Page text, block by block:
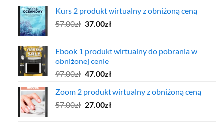
Kurs 2 produkt wirtualny z obniżoną ceną
57.00zł Pierwotna
57.00zł.
37.00złAktualna
37.00zł.
Ebook 1 produkt wirtualny do pobrania w
obniżonej cenie
97.00zł Pierwotna
wynosiła:
97.00zł.
47.00złAktualna
wynosi:
47.00zł.
Zoom 2 produkt wirtualny z obniżoną ceną
57.00zł Pierwotna
27.00złAktualna